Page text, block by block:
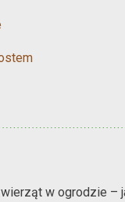
w ogrodzie –